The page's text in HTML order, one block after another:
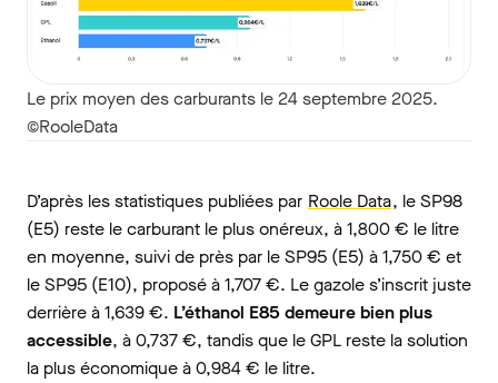
Le prix moyen des carburants le 24 septembre 2025.
©RooleData
D’après les statistiques publiées par Roole Data, le SP98
(E5) reste le carburant le plus onéreux, à 1,800 € le litre
en moyenne, suivi de près par le SP95 (E5) à 1,750 € et
le SP95 (E10), proposé à 1,707 €. Le gazole s’inscrit juste
derrière à 1,639 €. L’éthanol E85 demeure bien plus
accessible, à 0,737 €, tandis que le GPL reste la solution
la plus économique à 0,984 € le litre.